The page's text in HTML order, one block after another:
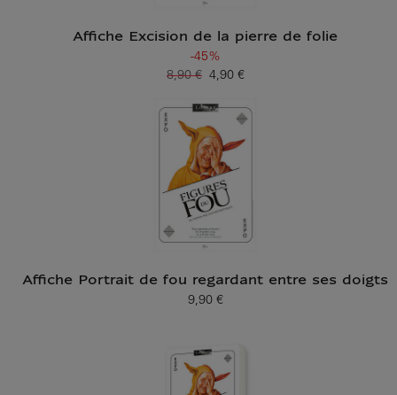
Affiche Excision de la pierre de folie
-45%
Prix ​​actuel
4,90 €
Ancien prix
8,90 €
Affiche Portrait de fou regardant entre ses doigts
Prix ​​actuel
9,90 €